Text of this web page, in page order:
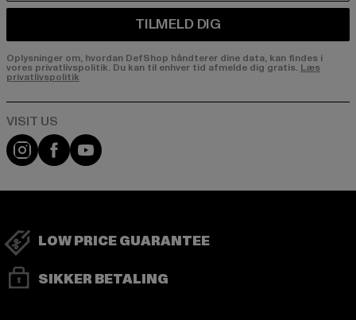
TILMELD DIG
Oplysninger om, hvordan DefShop håndterer dine data, kan findes i
vores privatlivspolitik. Du kan til enhver tid afmelde dig gratis. Læs
privatlivspolitik
Visit our Instagram page:
Visit our Facebook page:
Visit our YouTube channel:
LOW PRICE GUARANTEE
SIKKER BETALING